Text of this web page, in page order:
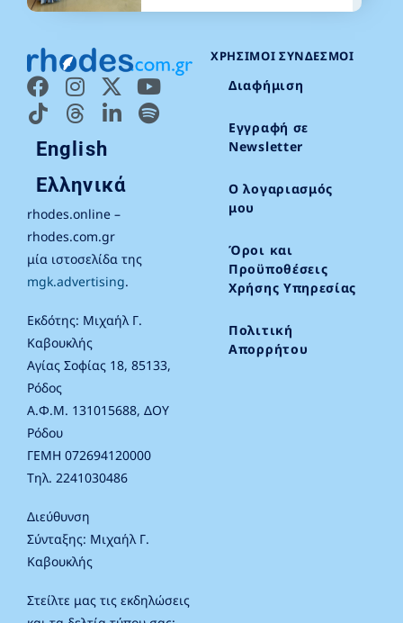
English
Ελληνικά
rhodes.online –
rhodes.com.gr
μία ιστοσελίδα της
mgk.advertising.
Εκδότης: Μιχαήλ Γ.
Καβουκλής
Αγίας Σοφίας 18, 85133,
Ρόδος
Α.Φ.Μ. 131015688, ΔΟΥ
Ρόδου
ΓΕΜΗ 072694120000
Τηλ. 2241030486
Διεύθυνση
Σύνταξης: Μιχαήλ Γ.
Καβουκλής
Στείλτε μας τις εκδηλώσεις
ΧΡΉΣΙΜΟΙ ΣΎΝΔΕΣΜΟΙ
Διαφήμιση
Εγγραφή σε
Newsletter
Ο λογαριασμός
μου
Όροι και
Προϋποθέσεις
Χρήσης Υπηρεσίας
Πολιτική
Απορρήτου